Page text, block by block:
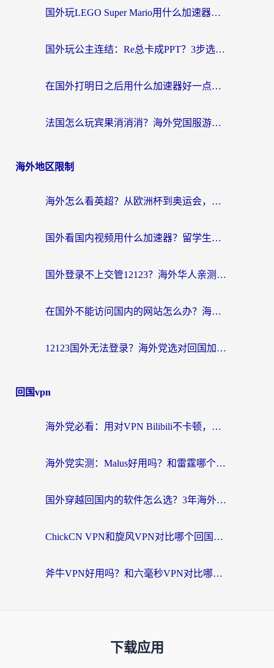
国外玩LEGO Super Mario用什么加速器？2026海外玩家亲测有效指南
国外玩公主连结：Re总卡成PPT？3步选对加速器，畅玩国服无压力
在国外打明日之后用什么加速器好一点？海外玩家亲测有效的国服游戏加速指南
法国怎么玩宾果消消消？海外党国服游戏加速器终极指南（附漫威召唤与合成解决办法）
海外地区限制
海外怎么看英超？从欧洲杯到奥运会，一份让你不卡壳的中文解说观看指南
国外看国内视频用什么加速器？留学生和海外华人的实用指南
国外登录不上交管12123？海外华人亲测有效的回国加速器选择指南
在国外不能访问国内的网站怎么办？海外党必看的无缝回国上网指南
12123国外无法登录？海外党选对回国加速器，轻松解决国内资源访问难题
回国vpn
海外党必看：用对VPN Bilibili不卡顿，英国玩国内游戏也丝滑——2026回国加速器选择指南
海外党实测：Malus好用吗？和雷霆哪个好？+ 3款热门加速器深度对比
国外穿越回国内的软件怎么选？3年海外党亲测实用指南，告别地域限制
ChickCN VPN和旋风VPN对比哪个回国效果更好？海外党实测回国内网神器指南
斧牛VPN好用吗？和六毫秒VPN对比哪个回国效果更好？海外党亲测实用指南
下载应用